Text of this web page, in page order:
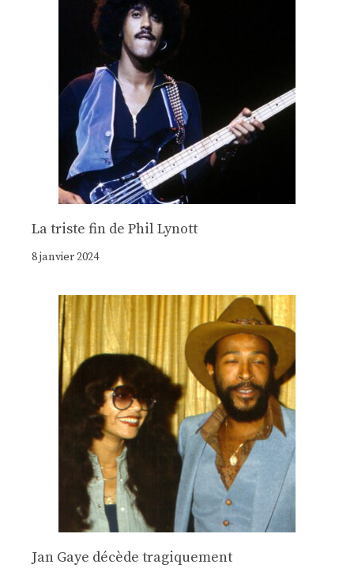
La triste fin de Phil Lynott
8 janvier 2024
Jan Gaye décède tragiquement